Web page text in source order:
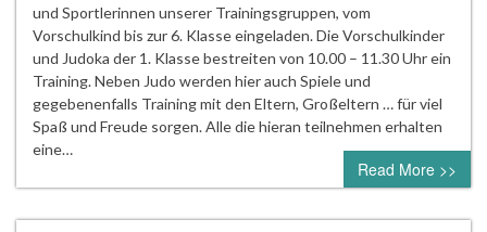
und Sportlerinnen unserer Trainingsgruppen, vom
Vorschulkind bis zur 6. Klasse eingeladen. Die Vorschulkinder
und Judoka der 1. Klasse bestreiten von 10.00 – 11.30 Uhr ein
Training. Neben Judo werden hier auch Spiele und
gegebenenfalls Training mit den Eltern, Großeltern … für viel
Spaß und Freude sorgen. Alle die hieran teilnehmen erhalten
eine…
Read More >>